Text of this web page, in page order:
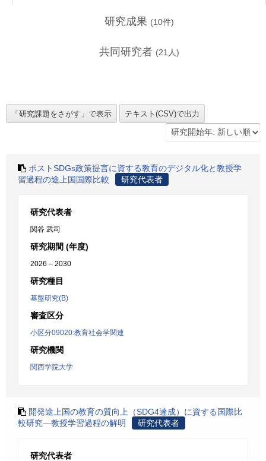
研究成果 (10件)
共同研究者 (21 人)
ポストSDGs政策提言に資する教育のデジタル化と教授学
習過程の途上国国際比較
研究代表者
研究代表者
関谷 武司
研究期間 (年度)
2026 – 2030
研究種目
基盤研究(B)
審査区分
小区分09020:教育社会学関連
研究機関
関西学院大学
開発途上国の教育の質向上（SDG4達成）に資する国際比
較研究―教授学習過程の解明
研究代表者
研究代表者